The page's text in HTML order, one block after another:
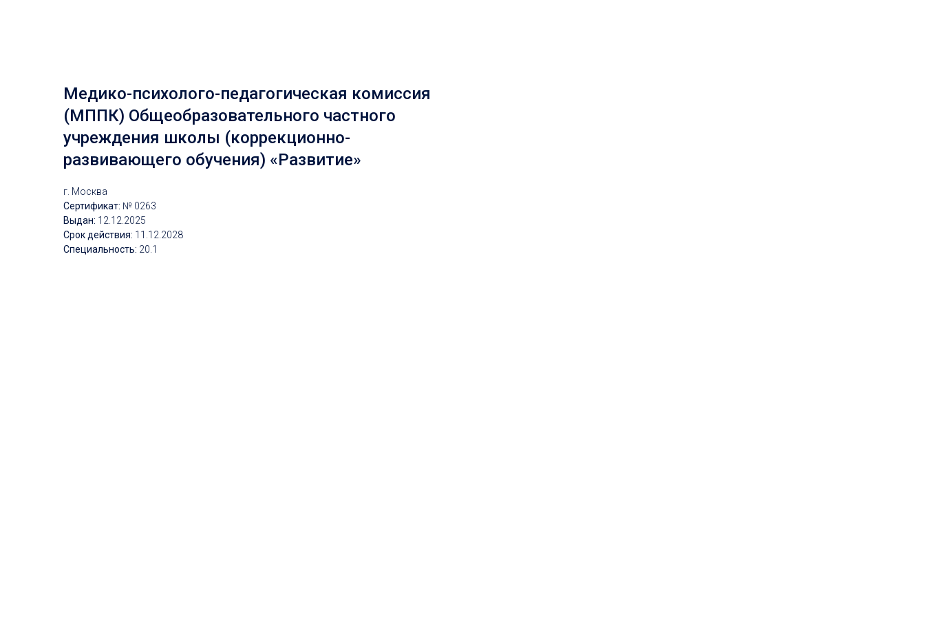
Медико-психолого-педагогическая комиссия
(МППК) Общеобразовательного частного
учреждения школы (коррекционно-
развивающего обучения) «Развитие»
г. Москва
Сертификат: № 0263
Выдан: 12.12.2025
Срок действия: 11 .12.2028
Специальность: 20.1